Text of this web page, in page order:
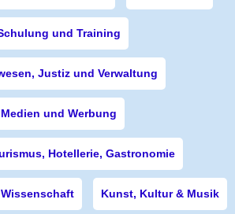
und Training
Justiz und Verwaltung
Medien und Werbung
Hotellerie, Gastronomie
Kunst, Kultur & Musik